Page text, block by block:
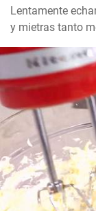
Lentamente
y mietras tanto